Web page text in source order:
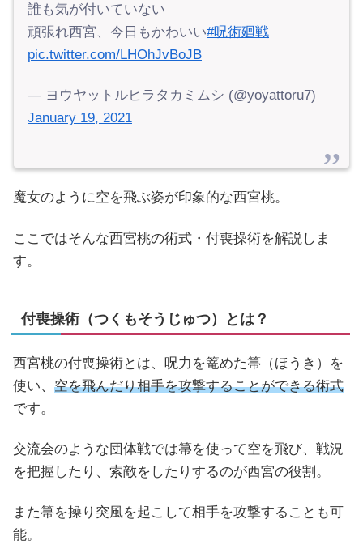
誰も気が付いていない
頑張れ西宮、今日もかわいい#呪術廻戦
pic.twitter.com/LHOhJvBoJB
— ヨウヤットルヒラタカミムシ (@yoyattoru7)
January 19, 2021
魔女のように空を飛ぶ姿が印象的な西宮桃。
ここではそんな西宮桃の術式・付喪操術を解説しま
す。
付喪操術（つくもそうじゅつ）とは？
西宮桃の付喪操術とは、呪力を篭めた箒（ほうき）を
使い、 空を飛んだり相手を攻撃することができる術式
です。
交流会のような団体戦では箒を使って空を飛び、戦況
を把握したり、索敵をしたりするのが西宮の役割。
また箒を操り突風を起こして相手を攻撃することも可
能。